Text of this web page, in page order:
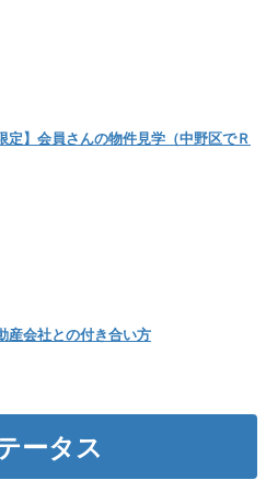
定】会員さんの物件見学（中野区でＲ
産会社との付き合い方
ータス